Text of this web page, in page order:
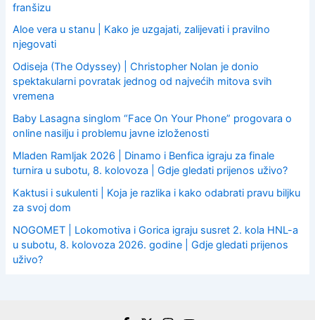
franšizu
Aloe vera u stanu | Kako je uzgajati, zalijevati i pravilno
njegovati
Odiseja (The Odyssey) | Christopher Nolan je donio
spektakularni povratak jednog od najvećih mitova svih
vremena
Baby Lasagna singlom “Face On Your Phone” progovara o
online nasilju i problemu javne izloženosti
Mladen Ramljak 2026 | Dinamo i Benfica igraju za finale
turnira u subotu, 8. kolovoza | Gdje gledati prijenos uživo?
Kaktusi i sukulenti | Koja je razlika i kako odabrati pravu biljku
za svoj dom
NOGOMET | Lokomotiva i Gorica igraju susret 2. kola HNL-a
u subotu, 8. kolovoza 2026. godine | Gdje gledati prijenos
uživo?